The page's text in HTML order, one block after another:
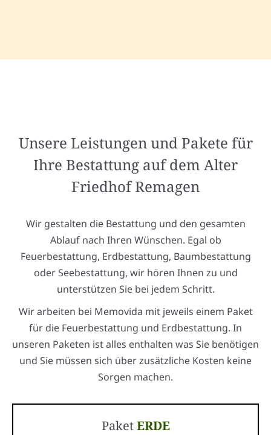
Unsere Leistungen und Pakete für
Ihre Bestattung auf dem Alter
Friedhof Remagen
Wir gestalten die Bestattung und den gesamten
Ablauf nach Ihren Wünschen. Egal ob
Feuerbestattung, Erdbestattung, Baumbestattung
oder Seebestattung, wir hören Ihnen zu und
unterstützen Sie bei jedem Schritt.
Wir arbeiten bei Memovida mit jeweils einem Paket
für die Feuerbestattung und Erdbestattung. In
unseren Paketen ist alles enthalten was Sie benötigen
und Sie müssen sich über zusätzliche Kosten keine
Sorgen machen.
PaketERDE